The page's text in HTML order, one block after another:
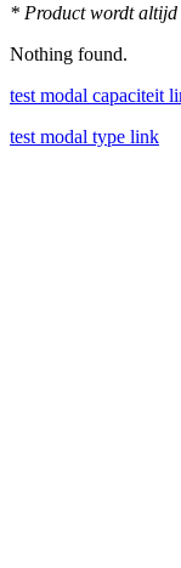
* Product wordt altijd
Nothing found.
test modal capaciteit
test modal type link